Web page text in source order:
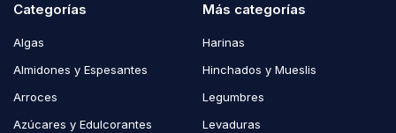
Categorías
Algas
Almidones y Espesantes
Arroces
Azúcares y Edulcorantes
Más categorías
Harinas
Hinchados y Mueslis
Legumbres
Levaduras